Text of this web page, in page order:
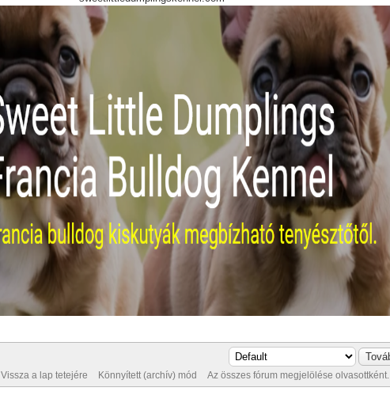
Vissza a lap tetejére Könnyített (archív) mód Az összes fórum megjelölése olvasottként.